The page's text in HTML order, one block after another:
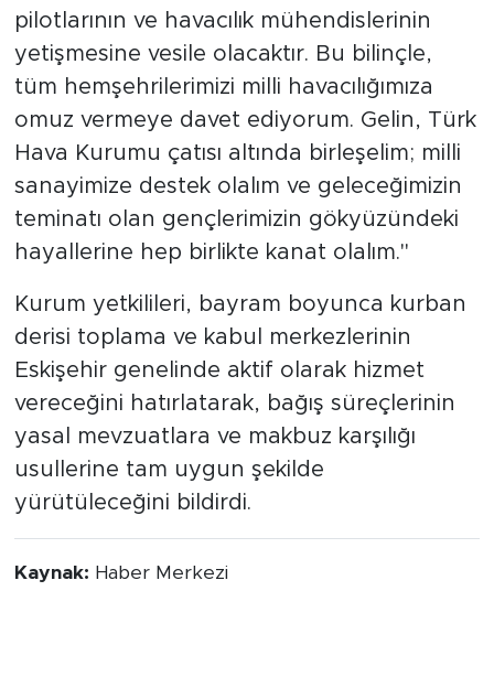
pilotlarının ve havacılık mühendislerinin
yetişmesine vesile olacaktır. Bu bilinçle,
tüm hemşehrilerimizi milli havacılığımıza
omuz vermeye davet ediyorum. Gelin, Türk
Hava Kurumu çatısı altında birleşelim; milli
sanayimize destek olalım ve geleceğimizin
teminatı olan gençlerimizin gökyüzündeki
hayallerine hep birlikte kanat olalım."
Kurum yetkilileri, bayram boyunca kurban
derisi toplama ve kabul merkezlerinin
Eskişehir genelinde aktif olarak hizmet
vereceğini hatırlatarak, bağış süreçlerinin
yasal mevzuatlara ve makbuz karşılığı
usullerine tam uygun şekilde
yürütüleceğini bildirdi.
Kaynak: Haber Merkezi